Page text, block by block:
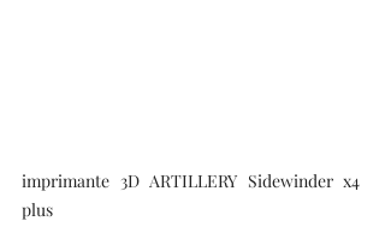
imprimante 3D ARTILLERY Sidewinder x4
plus